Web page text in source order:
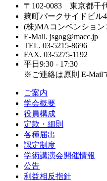
〒102-0083 東京都千
麹町パークサイドビル
(株)MAコンベンショ
E-Mail. jsgog@macc.jp
TEL. 03-5215-8696
FAX. 03-5275-1192
平日9:30 - 17:30
※ご連絡は原則 E-Mail
ご案内
学会概要
役員構成
定款・細則
各種届出
認定制度
学術講演会開催情報
公告
利益相反指針